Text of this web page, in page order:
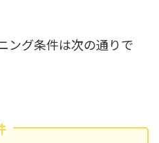
ング条件は次の通りで